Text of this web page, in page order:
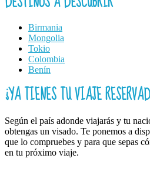
Birmania
Mongolia
Tokio
Colombia
Benín
¿YA TIENES TU VIAJE
Según el país adonde viajarás y tu
obtengas un visado. Te ponemos a
que lo compruebes y para que sepas
en tu próximo viaje.